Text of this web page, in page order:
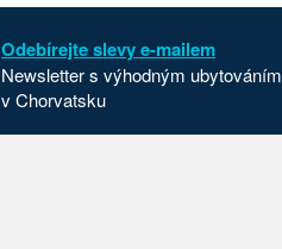
Odebírejte slevy e-mailem
Newsletter s výhodným ubytováním
v Chorvatsku